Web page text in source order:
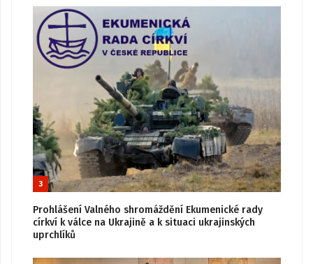
3
Prohlášení Valného shromáždění Ekumenické rady
církví k válce na Ukrajině a k situaci ukrajinských
uprchlíků